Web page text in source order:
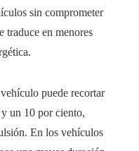
sin comprometer
traduce en menores
puede recortar
un 10 por ciento,
En los vehículos